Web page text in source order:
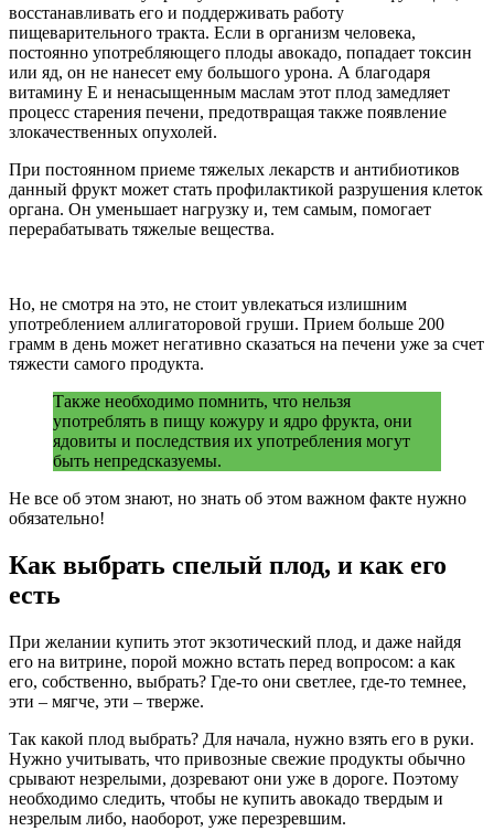
восстанавливать его и поддерживать работу
пищеварительного тракта. Если в организм человека,
постоянно употребляющего плоды авокадо, попадает токсин
или яд, он не нанесет ему большого урона. А благодаря
витамину Е и ненасыщенным маслам этот плод замедляет
процесс старения печени, предотвращая также появление
злокачественных опухолей.
При постоянном приеме тяжелых лекарств и антибиотиков
данный фрукт может стать профилактикой разрушения клеток
органа. Он уменьшает нагрузку и, тем самым, помогает
перерабатывать тяжелые вещества.
Но, не смотря на это, не стоит увлекаться излишним
употреблением аллигаторовой груши. Прием больше 200
грамм в день может негативно сказаться на печени уже за счет
тяжести самого продукта.
Также необходимо помнить, что нельзя
употреблять в пищу кожуру и ядро фрукта, они
ядовиты и последствия их употребления могут
быть непредсказуемы.
Не все об этом знают, но знать об этом важном факте нужно
обязательно!
Как выбрать спелый плод, и как его
есть
При желании купить этот экзотический плод, и даже найдя
его на витрине, порой можно встать перед вопросом: а как
его, собственно, выбрать? Где-то они светлее, где-то темнее,
эти – мягче, эти – тверже.
Так какой плод выбрать? Для начала, нужно взять его в руки.
Нужно учитывать, что привозные свежие продукты обычно
срывают незрелыми, дозревают они уже в дороге. Поэтому
необходимо следить, чтобы не купить авокадо твердым и
незрелым либо, наоборот, уже перезревшим.